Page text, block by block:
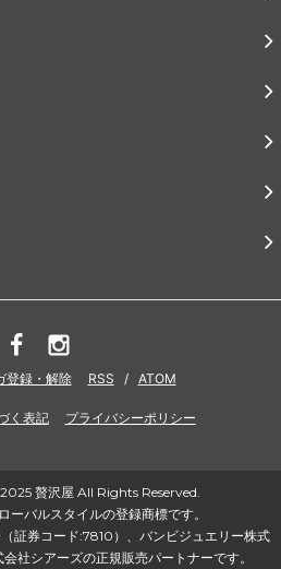
登録・解除 RSS / ATOM
く表記 プライバシーポリシー
贅沢屋 All Rights Reserved.
ーバルスタイルの登録商標です。
証券コード:7810）、バンビジュエリー株式
社シアーズの正規販売パートナーです。